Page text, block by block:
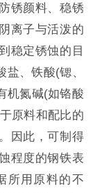
锈颜料、稳锈
离子与活泼的
稳定锈蚀的目
、铁酸(锶、
机氮碱(如铬酸
原料和配比的
因此，可制得
程度的钢铁表
所用原料的不